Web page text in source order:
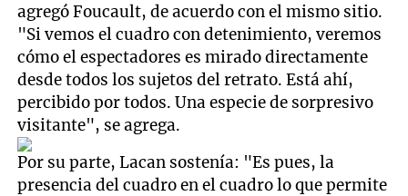
agregó Foucault, de acuerdo con el mismo sitio.
"Si vemos el cuadro con detenimiento, veremos
cómo el espectadores es mirado directamente
desde todos los sujetos del retrato. Está ahí,
percibido por todos. Una especie de sorpresivo
visitante", se agrega.
Por su parte, Lacan sostenía: "Es pues, la
presencia del cuadro en el cuadro lo que permite